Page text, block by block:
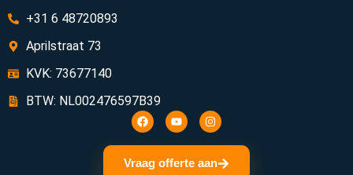
+31 6 48720893
Aprilstraat 73
KVK: 73677140
BTW: NL002476597B39
Vraag offerte aan